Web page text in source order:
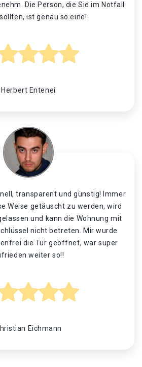
Die Person, die Sie im Notfall
ist genau so eine!
Herbert Entenei
transparent und günstig! Immer
Weise getäuscht zu werden, wird
und kann die Wohnung mit
nicht betreten. Mir wurde
die Tür geöffnet, war super
weiter so!!
Eichmann